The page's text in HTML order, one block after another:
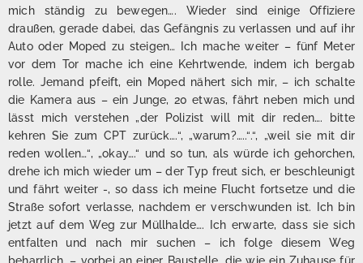
mich ständig zu bewegen…. Wieder sind einige Offiziere
draußen, gerade dabei, das Gefängnis zu verlassen und auf ihr
Auto oder Moped zu steigen… Ich mache weiter – fünf Meter
vor dem Tor mache ich eine Kehrtwende, indem ich bergab
rolle. Jemand pfeift, ein Moped nähert sich mir, – ich schalte
die Kamera aus – ein Junge, 20 etwas, fährt neben mich und
lässt mich verstehen „der Polizist will mit dir reden…. bitte
kehren Sie zum CPT zurück….“, „warum?…..“.“, „weil sie mit dir
reden wollen…“, „okay….“ und so tun, als würde ich gehorchen,
drehe ich mich wieder um – der Typ freut sich, er beschleunigt
und fährt weiter -, so dass ich meine Flucht fortsetze und die
Straße sofort verlasse, nachdem er verschwunden ist. Ich bin
jetzt auf dem Weg zur Müllhalde…. Ich erwarte, dass sie sich
entfalten und nach mir suchen – ich folge diesem Weg